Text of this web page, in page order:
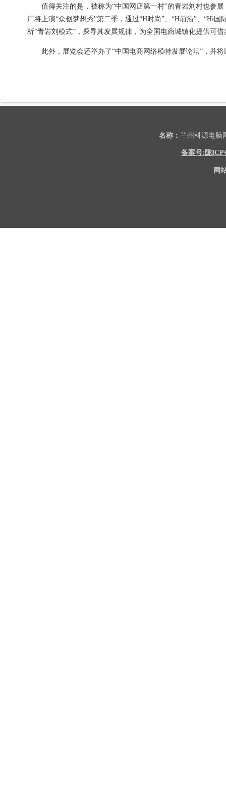
值得关注的是，被称为“中国网店第一村”的青岩刘村也参展
厂将上演“众创梦想秀”第二季，通过“H时尚”、“H前沿”、“Hi
析“青岩刘模式”，探寻其发展规律，为全国电商城镇化提供可借
此外，展览会还举办了“中国电商网络模特发展论坛”，并将
名称： 兰州科源电
备案号:陇ICP
网